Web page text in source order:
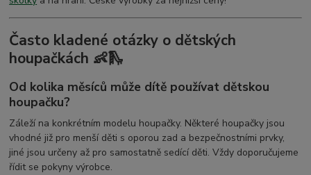
Často kladené otázky o dětských
houpačkách 👶🛝
Od kolika měsíců může dítě používat dětskou
houpačku?
Záleží na konkrétním modelu houpačky. Některé houpačky jsou
vhodné již pro menší děti s oporou zad a bezpečnostními prvky,
jiné jsou určeny až pro samostatně sedící děti. Vždy doporučujeme
řídit se pokyny výrobce.